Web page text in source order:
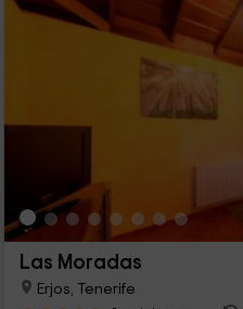
Las Moradas
Erjos, Tenerife